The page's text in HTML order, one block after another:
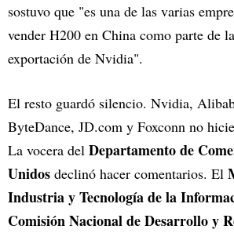
sostuvo que "es una de las varias
vender H200 en China como parte de
exportación de Nvidia".
El resto guardó silencio. Nvidia,
ByteDance, JD.com y Foxconn no
La vocera del Departamento de
Unidos declinó hacer comentarios. El
Industria y Tecnología de la
Comisión Nacional de Desarrollo y